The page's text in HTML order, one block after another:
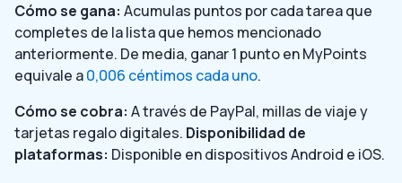
Cómo se gana: Acumulas puntos por cada tarea que
completes de la lista que hemos mencionado
anteriormente. De media, ganar 1 punto en MyPoints
equivale a0,006 céntimos cada uno.
Cómo se cobra: A través de PayPal, millas de viaje y
tarjetas regalo digitales. Disponibilidad de
plataformas: Disponible en dispositivos Android e iOS.